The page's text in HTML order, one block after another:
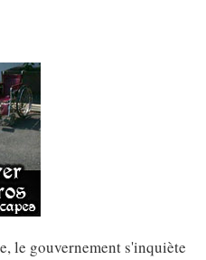
le gouvernement s'inquiète